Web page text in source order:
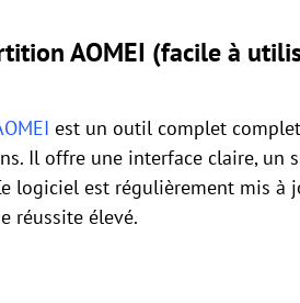
AOMEI (facile à
est un outil complet
Il offre une interface claire, un
logiciel est régulièrement mis à
réussite élevé.